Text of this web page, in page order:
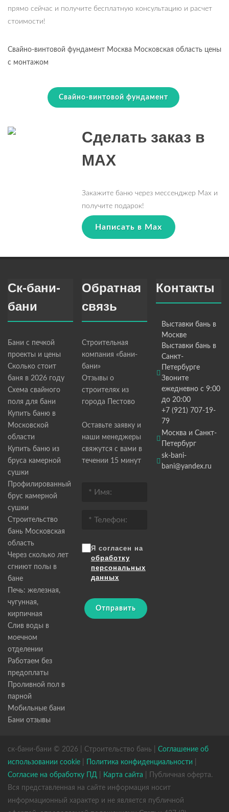
прямо сейчас и получите бесплатную консультацию и расчет
стоимости!
Свайно-винтовой фундамент Москва Московская область цены
с монтажом
Свайно-винтовой фундамент
Сделать заказ в
MAX
Закажите баню через мессенджер Max и
получите подарок!
Написать в Max
Ск-бани-
бани
Бани с печкой
проекты и цены
Сколько стоит
баня в 2026 году
Схема свайного
поля для бани
Купить баню в
Московской
области
Купить баню из
бруса камерной
сушки
Профилированный
брус камерной
сушки
Строительство
бань Московская
область
Через сколько лет
сгниют полы в
бане
Печь: железная,
чугунная,
кирпичная
Слив воды в
моечном
отделении
Работаем без
предоплаты
Проливной пол в
парной
Мобильные бани
Бани отзывы
Обратная
связь
Строительная
компания «бани-
бани»
Отзывы о
строителях из
города Пестово
Оставьте заявку и
наши менеджеры
свяжутся с вами в
течении 15 минут
Я согласен на
обработку
персональных
данных
Отправить
Контакты
Выставки бань в
Москве
Выставки бань в
Санкт-
Петербурге
Звоните
ежедневно с 9:00
до 20:00
+7 (921) 707-19-
79
Москва и Санкт-
Петербург
sk-bani-
bani@yandex.ru
ск-бани-бани © 2026 | Строительство бань | Соглашение об
использовании cookie
Политика конфиденциальности
Согласие на обработку ПД
Карта сайта | Публичная оферта.
Вся представленная на сайте информация носит
информационный характер и не является публичной